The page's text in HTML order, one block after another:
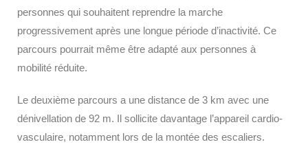
personnes qui souhaitent reprendre la marche
progressivement après une longue période d’inactivité. Ce
parcours pourrait même être adapté aux personnes à
mobilité réduite.
Le deuxième parcours a une distance de 3 km avec une
dénivellation de 92 m. Il sollicite davantage l’appareil cardio-
vasculaire, notamment lors de la montée des escaliers.